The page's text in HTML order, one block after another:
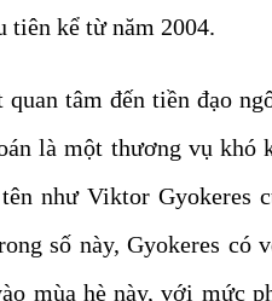
tiên kể từ năm 2004.
quan tâm đến tiền đạo
là một thương vụ khó
như Viktor Gyokeres
số này, Gyokeres có
mùa hè này, với mức